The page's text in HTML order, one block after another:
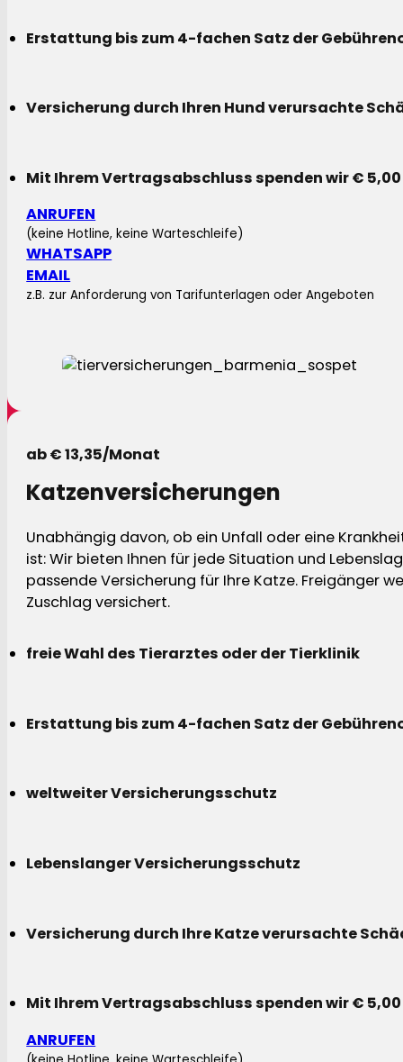
Erstattung bis zum 4-fachen Satz der
Versicherung durch Ihren Hund verursachte
Mit Ihrem Vertragsabschluss spenden wir €
ANRUFEN
(keine Hotline, keine Warteschleife)
WHATSAPP
EMAIL
z.B. zur Anforderung von Tarifunterlagen oder Angeboten
ab € 13,35/Monat
Katzenversicherungen
Unabhängig davon, ob ein Unfall oder eine
ist: Wir bieten Ihnen für jede Situation und
passende Versicherung für Ihre Katze. Freigänger
Zuschlag versichert.
freie Wahl des Tierarztes oder der Tierklinik
Erstattung bis zum 4-fachen Satz der
weltweiter Versicherungsschutz
Lebenslanger Versicherungsschutz
Versicherung durch Ihre Katze verursachte
Mit Ihrem Vertragsabschluss spenden wir €
ANRUFEN